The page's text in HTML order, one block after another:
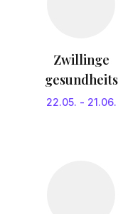
Zwillinge
gesundheits
22.05. - 21.06.